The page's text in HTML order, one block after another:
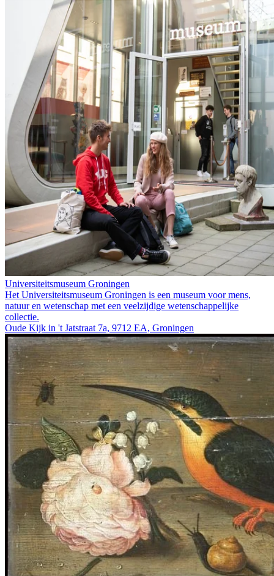
Universiteitsmuseum Groningen
Het Universiteitsmuseum Groningen is een museum voor mens,
natuur en wetenschap met een veelzijdige wetenschappelijke
collectie.
Oude Kijk in 't Jatstraat 7a, 9712 EA, Groningen